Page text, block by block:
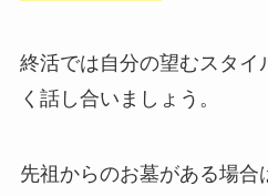
終活では自分の望むスタイ
く話し合いましょう。
先祖からのお墓がある場合